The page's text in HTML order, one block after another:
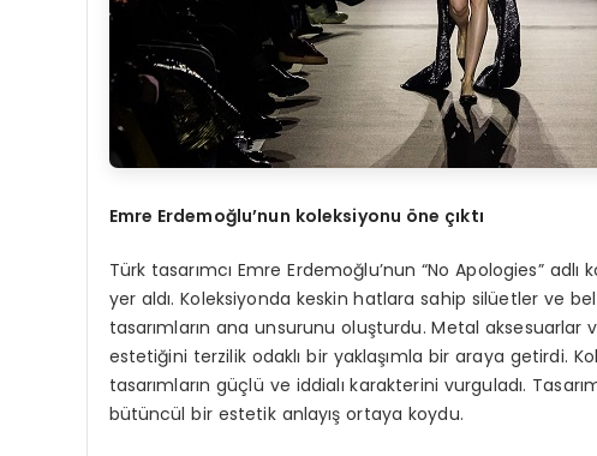
Emre Erdemoğlu’nun koleksiyonu öne çıktı
Türk tasarımcı Emre Erdemoğlu’nun “No Apologies”
yer aldı. Koleksiyonda keskin hatlara sahip silüetler ve
tasarımların ana unsurunu oluşturdu. Metal aksesuarlar
estetiğini terzilik odaklı bir yaklaşımla bir araya getirdi.
tasarımların güçlü ve iddialı karakterini vurguladı.
bütüncül bir estetik anlayış ortaya koydu.